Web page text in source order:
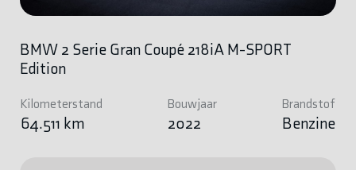
BMW 2 Serie Gran Coupé 218iA M-SPORT
Edition
Kilometerstand
64.511 km
Bouwjaar
2022
Brandstof
Benzine